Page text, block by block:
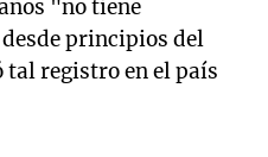
"no tiene
principios del
tal registro en el país